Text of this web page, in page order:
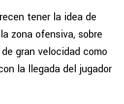
tener la idea de
zona ofensiva, sobre
gran velocidad como
la llegada del jugador